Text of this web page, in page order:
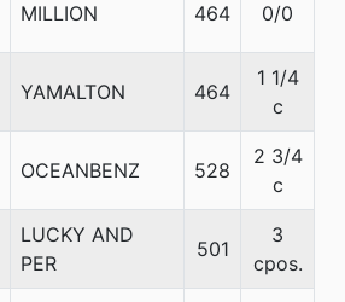
MILLION 464 0/0
YAMALTON 464
1 1/4
c
OCEANBENZ 528
2 3/4
c
LUCKY AND
PER
501
3
cpos.